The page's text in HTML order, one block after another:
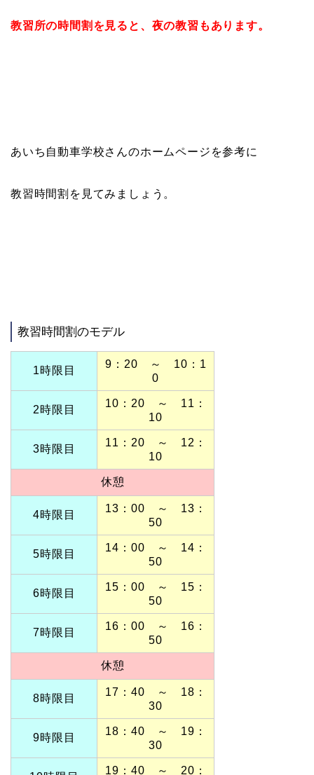
教習所の時間割を見ると、夜の教習もあります。
あいち自動車学校さんのホームページを参考に
教習時間割を見てみましょう。
教習時間割のモデル
1時限目
9：20 ～ 10：1
0
2時限目
10：20 ～ 11：
10
3時限目
11：20 ～ 12：
10
休憩
4時限目
13：00 ～ 13：
50
5時限目
14：00 ～ 14：
50
6時限目
15：00 ～ 15：
50
7時限目
16：00 ～ 16：
50
休憩
8時限目
17：40 ～ 18：
30
9時限目
18：40 ～ 19：
30
19：40 ～ 20：